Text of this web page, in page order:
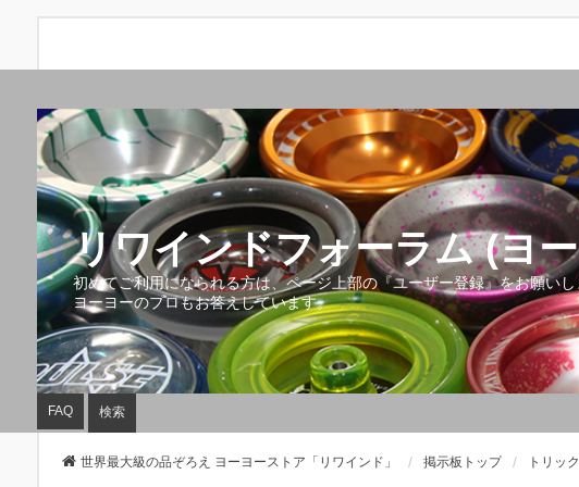
リワインドフォーラム (ヨ
初めてご利用になられる方は、ページ上部の『ユーザー登録』をお願い
ヨーヨーのプロもお答えしています。
FAQ 検索
世界最大級の品ぞろえ ヨーヨーストア「リワインド」 掲示板トップ トリッ